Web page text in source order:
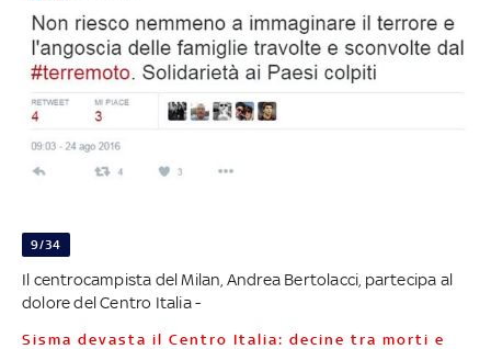
9/34
Il centrocampista del Milan, Andrea Bertolacci, partecipa al
dolore del Centro Italia -
Sisma devasta il Centro Italia: decine tra morti e